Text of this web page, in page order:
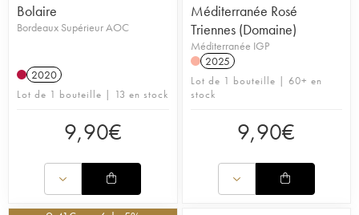
Bolaire
Bordeaux Supérieur AOC
2020
Lot de 1 bouteille | 13 en stock
9,90€
Méditerranée Rosé
Triennes (Domaine)
Méditerranée IGP
2025
Lot de 1 bouteille | 60+ en
stock
9,90€